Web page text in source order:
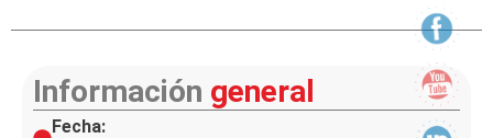
Información general
Fecha: